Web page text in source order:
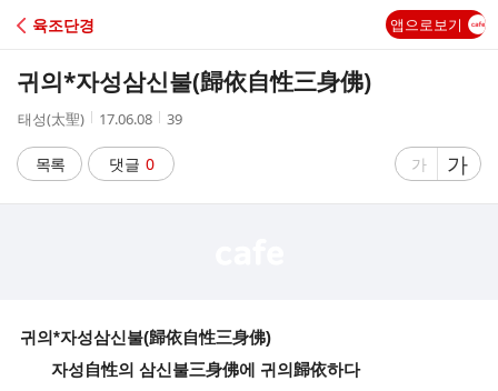
C
육조단경 앱으로보기
귀의*자성삼신불(歸依自性三身佛)
작
자
태성(太聖)
작
시
간
17.06.08
조
수
39
목록 댓글 0
글
가
글
자
가
귀의*자성삼신불(歸依自性三身佛)
자성自性의 삼신불三身佛에 귀의歸依하다